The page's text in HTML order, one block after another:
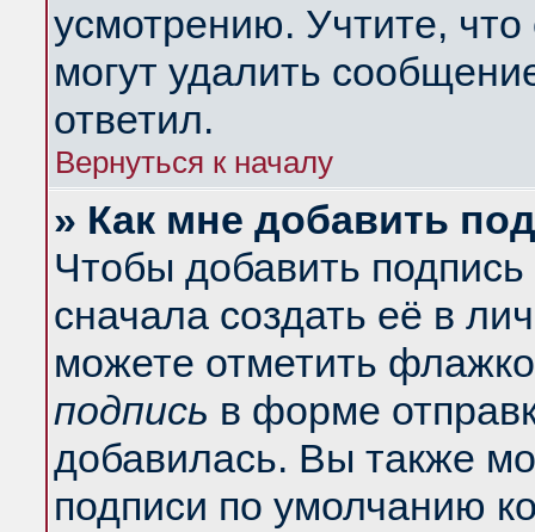
усмотрению. Учтите,
могут удалить
ответил.
Вернуться к началу
» Как мне добавить
Чтобы добавить
сначала создать её в
можете отметить
подпись в форме
добавилась. Вы также
подписи по умолчанию